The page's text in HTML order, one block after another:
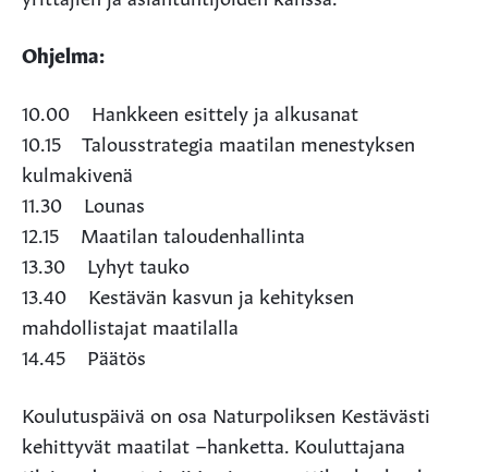
Ohjelma:
10.00 Hankkeen esittely ja alkusanat
10.15 Talousstrategia maatilan menestyksen
kulmakivenä
11.30 Lounas
12.15 Maatilan taloudenhallinta
13.30 Lyhyt tauko
13.40 Kestävän kasvun ja kehityksen
mahdollistajat maatilalla
14.45 Päätös
Koulutuspäivä on osa Naturpoliksen Kestävästi
kehittyvät maatilat –hanketta. Kouluttajana